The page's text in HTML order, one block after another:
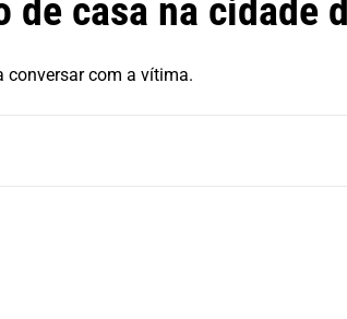
casa na cidade
conversar com a vítima.